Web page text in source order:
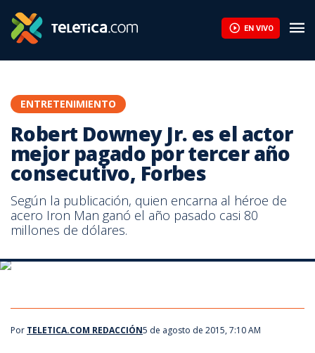
EN VIVO
ENTRETENIMIENTO
Robert Downey Jr. es el actor
mejor pagado por tercer año
consecutivo, Forbes
Según la publicación, quien encarna al héroe de
acero Iron Man ganó el año pasado casi 80
millones de dólares.
Según la publicación, Robert Downet Jr. ganó el año pasado casi 80
Por TELETICA.COM REDACCIÓN5 de agosto de 2015, 7:10 AM